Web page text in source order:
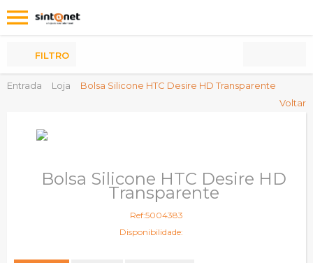
Entrada Loja
Bolsa Silicone HTC Desire HD Transparente
Voltar
FILTRO
Bolsa Silicone HTC Desire HD
Transparente
Ref:5004383
Disponibilidade: